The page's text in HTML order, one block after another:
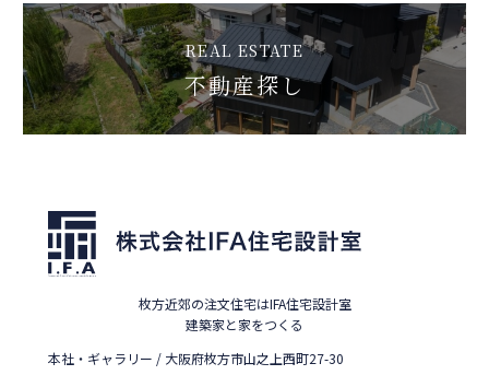
REAL ESTATE
不動産探し
枚方近郊の注文住宅はIFA住宅設計室
建築家と家をつくる
本社・ギャラリー / 大阪府枚方市山之上西町27-30